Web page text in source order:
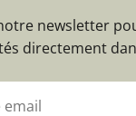
newsletter
directement